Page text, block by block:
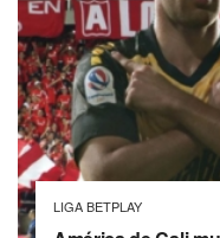
LIGA BETPLAY